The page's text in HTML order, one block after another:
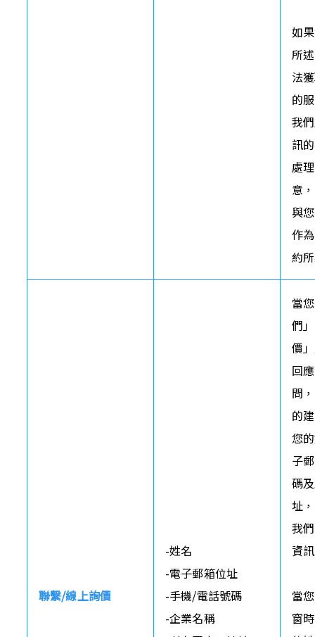
如
所
法
的
我
訊
處
意
與
作
約
聯繫/線上詢價
-姓名
-電子郵箱位址
-手機/電話號碼
-企業名稱
當
們
價
回
問
的
您
子
碼
址
我
資
當
窗